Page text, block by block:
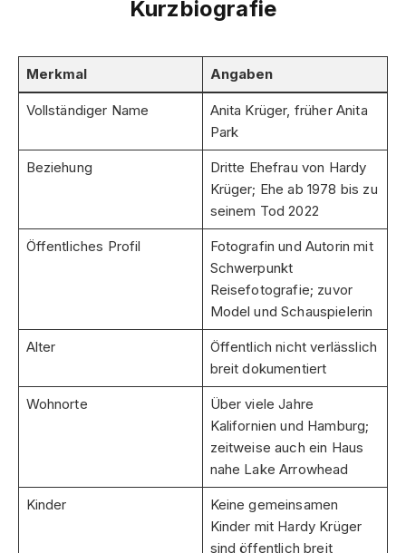
Kurzbiografie
Merkmal Angaben
Vollständiger Name
Anita Krüger, früher Anita
Park
Beziehung
Dritte Ehefrau von Hardy
Krüger; Ehe ab 1978 bis zu
seinem Tod 2022
Öffentliches Profil
Fotografin und Autorin mit
Schwerpunkt
Reisefotografie; zuvor
Model und Schauspielerin
Alter
Öffentlich nicht verlässlich
breit dokumentiert
Wohnorte
Über viele Jahre
Kalifornien und Hamburg;
zeitweise auch ein Haus
nahe Lake Arrowhead
Kinder
Keine gemeinsamen
Kinder mit Hardy Krüger
sind öffentlich breit